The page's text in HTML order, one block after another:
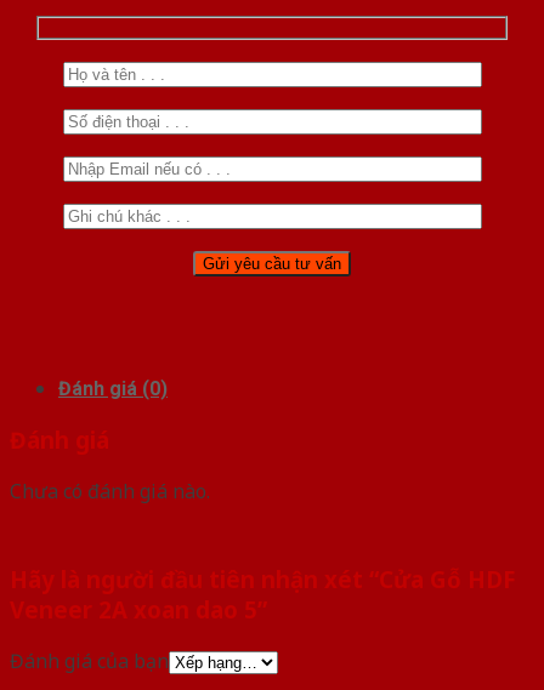
Đánh giá (0)
Đánh giá
Chưa có đánh giá nào.
Hãy là người đầu tiên nhận xét “Cửa Gỗ HDF
Veneer 2A xoan dao 5”
Đánh giá của bạn